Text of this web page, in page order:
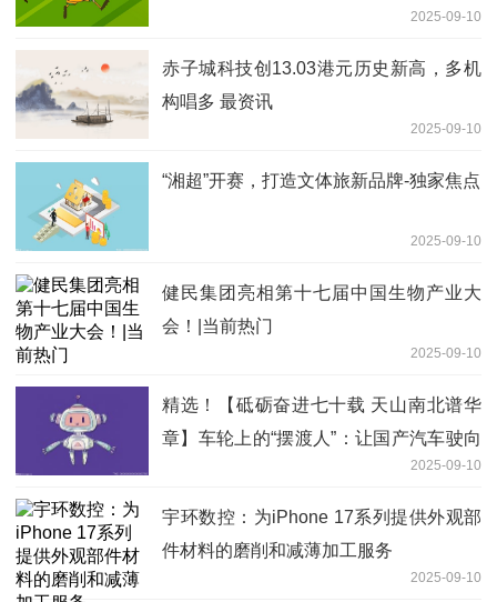
2025-09-10
赤子城科技创13.03港元历史新高，多机
构唱多 最资讯
2025-09-10
“湘超”开赛，打造文体旅新品牌-独家焦点
2025-09-10
健民集团亮相第十七届中国生物产业大
会！|当前热门
2025-09-10
精选！【砥砺奋进七十载 天山南北谱华
章】车轮上的“摆渡人”：让国产汽车驶向
2025-09-10
宇环数控：为iPhone 17系列提供外观部
件材料的磨削和减薄加工服务
2025-09-10